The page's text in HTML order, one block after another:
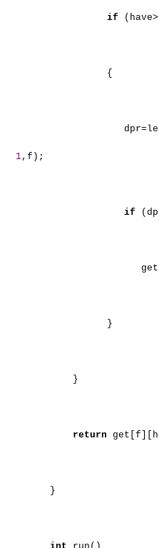
if (have>
{
1,f);
if
}
}
return
}